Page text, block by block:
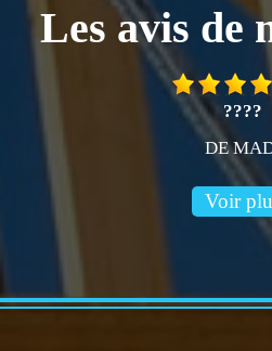
Les avis de
????
DE
Voir